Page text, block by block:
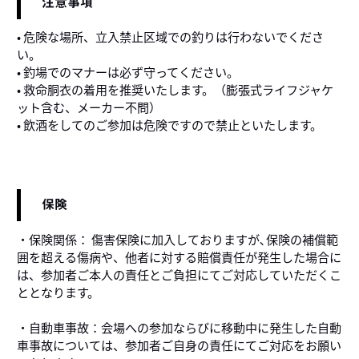
• 危険な場所、立入禁止区域での釣りは行わないでくださ
い。
• 釣場でのマナーは必ず守ってください。
• 救命胴衣の着用を推奨いたします。（膨張式ライフジャケ
ット含む、メーカー不問）
• 飲酒をしてのご参加は危険ですので禁止といたします。
保険
・保険関係： 傷害保険に加入しておりますが､保険の補償範
囲を超える傷病や、他者に対する賠償責任が発生した場合に
は、参加者ご本人の責任とご負担にてご対応していただくこ
ととなります。
・自動車事故：会場への参加ならびに移動中に発生した自動
車事故については、参加者ご自身の責任にてご対応をお願い